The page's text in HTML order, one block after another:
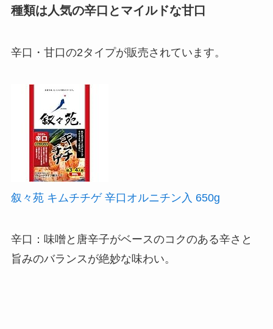
種類は人気の辛口とマイルドな甘口
辛口・甘口の2タイプが販売されています。
叙々苑 キムチチゲ 辛口オルニチン入 650g
辛口：味噌と唐辛子がベースのコクのある辛さと
旨みのバランスが絶妙な味わい。